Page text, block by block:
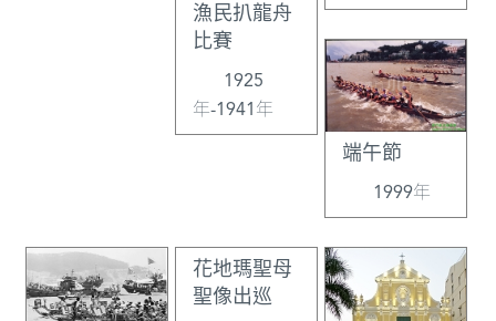
時，明朝官員聽聞從日
本來了許多人，趕忙下
打一頓而逃遁。明朝遂
關閉關閘，斷絕澳門糧
p. 114; 徐薩斯：《歷史
上的澳門》，第66頁。
漁民扒龍舟
比賽
1925
年-1941年
端午節
1999年
花地瑪聖母
聖像出巡